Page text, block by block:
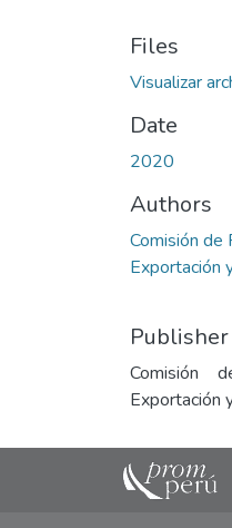
Files
Visualizar
Date
2020
Authors
Comisión de
Exportación
Publisher
Comisión
Exportación